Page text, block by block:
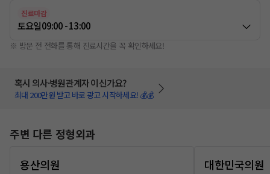
진료마감
토요일09:00 - 13:00
※ 방문 전 전화를 통해 진료시간을 꼭 확인하세요!
혹시 의사·병원관계자 이신가요?
최대 200만원 받고 바로 광고 시작하세요! 💰💰
주변 다른 정형외과
용산의원
대한민국의원